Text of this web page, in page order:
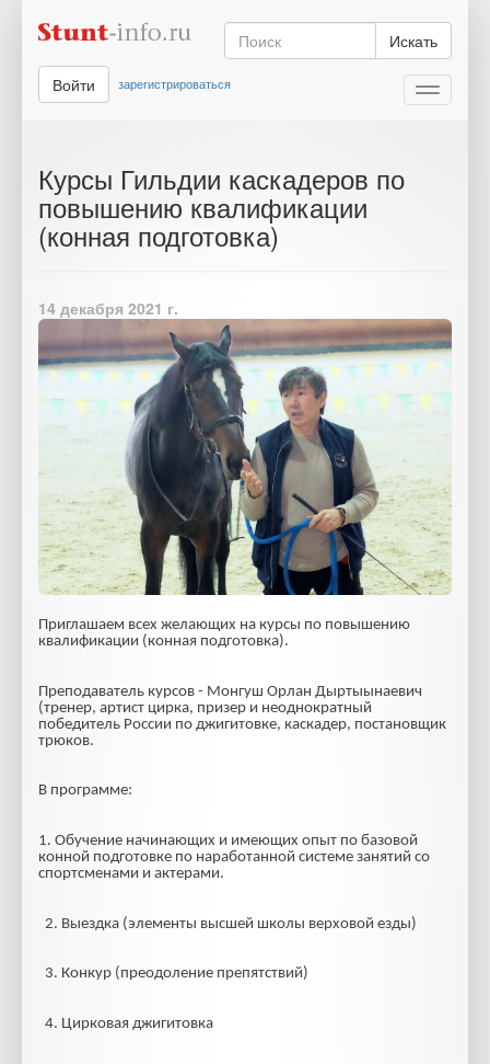
Искать
Toggle
Войти зарегистрироваться
Курсы Гильдии каскадеров по
повышению квалификации
(конная подготовка)
14 декабря 2021 г.
Приглашаем всех желающих на курсы по повышению
квалификации (конная подготовка).
Преподаватель курсов - Монгуш Орлан Дыртыынаевич
(тренер, артист цирка, призер и неоднократный
победитель России по джигитовке, каскадер, постановщик
трюков.
В программе:
1. Обучение начинающих и имеющих опыт по базовой
конной подготовке по наработанной системе занятий со
спортсменами и актерами.
2. Выездка (элементы высшей школы верховой езды)
3. Конкур (преодоление препятствий)
4. Цирковая джигитовка